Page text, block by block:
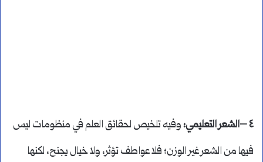
٤ –الشعر التعليمي:
وفيه تلخيص لحقائق العلم في منظومات ليس
فيها من الشعر غير الوزن؛ فلا عواطف تؤثر، ولا خيال يجنح، لكنها